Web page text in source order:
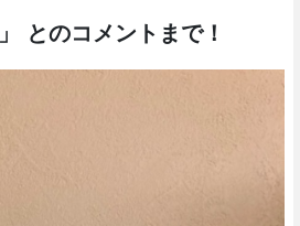
」 とのコメントまで！